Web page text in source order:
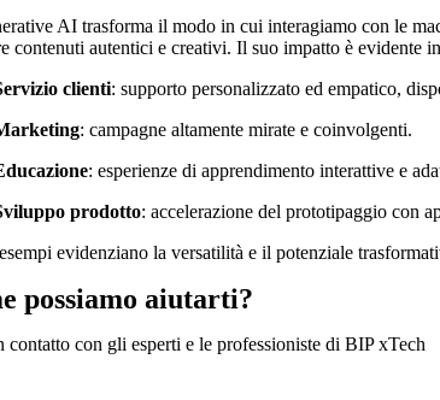
AI trasforma il modo in cui interagiamo con le
contenuti autentici e creativi. Il suo impatto è evidente
clienti: supporto personalizzato ed empatico,
: campagne altamente mirate e coinvolgenti.
: esperienze di apprendimento interattive e
prodotto: accelerazione del prototipaggio con
evidenziano la versatilità e il potenziale
possiamo aiutarti?
contatto con gli esperti e le professioniste di BIP xTech